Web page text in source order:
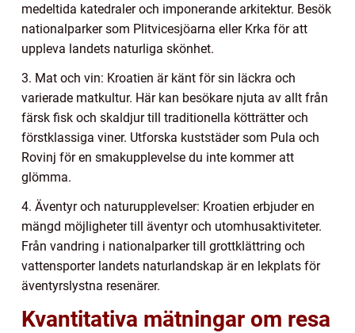
medeltida katedraler och imponerande arkitektur. Besök
nationalparker som Plitvicesjöarna eller Krka för att
uppleva landets naturliga skönhet.
3. Mat och vin: Kroatien är känt för sin läckra och
varierade matkultur. Här kan besökare njuta av allt från
färsk fisk och skaldjur till traditionella kötträtter och
förstklassiga viner. Utforska kuststäder som Pula och
Rovinj för en smakupplevelse du inte kommer att
glömma.
4. Äventyr och naturupplevelser: Kroatien erbjuder en
mängd möjligheter till äventyr och utomhusaktiviteter.
Från vandring i nationalparker till grottklättring och
vattensporter landets naturlandskap är en lekplats för
äventyrslystna resenärer.
Kvantitativa mätningar om resa